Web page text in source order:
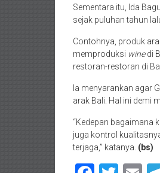
Sementara itu, Ida
sejak puluhan tahun
Contohnya, produk
memproduksi winedi
restoran-restoran di
Ia menyarankan agar
arak Bali. Hal ini demi
“Kedepan bagaimana
juga kontrol
terjaga,” katanya. (bs)